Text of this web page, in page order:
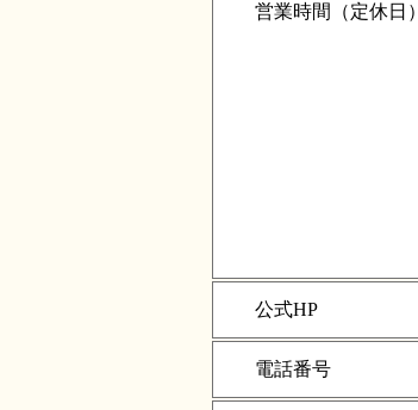
営業時間（定休日）
公式HP
電話番号